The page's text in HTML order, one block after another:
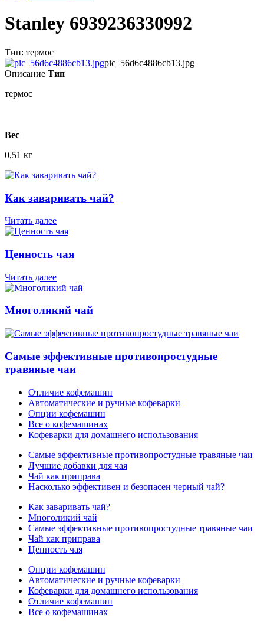
Stanley 6939236330992
Тип: термос
pic_56d6c4886cb13.jpg
Описание Тип
термос
Веc
0,51 кг
Как заваривать чай?
Читать далее
Ценность чая
Читать далее
Многоликий чай
Самые эффективные противопростудные
травяные чаи
Отличие кофемашин
Автоматические и ручные кофеварки
Опции кофемашин
Все о кофемашинах
Кофеварки для домашнего использования
Самые эффективные противопростудные травяные чаи
Лучшие добавки для чая
Чай как приправа
Насколько эффективен и безопасен черный чай?
Как заваривать чай?
Многоликий чай
Самые эффективные противопростудные травяные чаи
Чай как приправа
Ценность чая
Опции кофемашин
Автоматические и ручные кофеварки
Кофеварки для домашнего использования
Отличие кофемашин
Все о кофемашинах